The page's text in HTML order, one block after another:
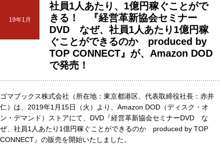
19年1月
社員1人あたり、1億円稼ぐことがで
きる！ 『経営革新協会セミナー
DVD なぜ、社員1人あたり1億円稼
ぐことができるのか produced by
TOP CONNECT』が、Amazon DOD
で発売！
ゴマブックス株式会社（所在地：東京都港区、代表取締役社長：赤井
仁）は、2019年1月15日（火）より、Amazon DOD（ディスク・オ
ン・デマンド）ストアにて、DVD『経営革新協会セミナーDVD な
ぜ、社員1人あたり1億円稼ぐことができるのか produced by TOP
CONNECT』の販売を開始いたしました。